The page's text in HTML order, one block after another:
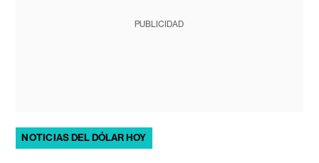
PUBLICIDAD
NOTICIAS DEL DÓLAR HOY